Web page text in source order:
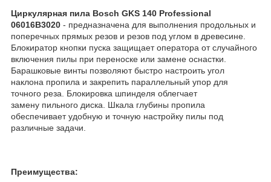
Циркулярная пила Bosch GKS 140 Professional
06016B3020 - предназначена для выполнения продольных и
поперечных прямых резов и резов под углом в древесине.
Блокиратор кнопки пуска защищает оператора от случайного
включения пилы при переноске или замене оснастки.
Барашковые винты позволяют быстро настроить угол
наклона пропила и закрепить параллельный упор для
точного реза. Блокировка шпинделя облегчает
замену пильного диска. Шкала глубины пропила
обеспечивает удобную и точную настройку пилы под
различные задачи.
Преимущества: